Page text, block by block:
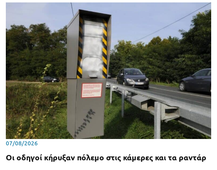
07/08/2026
Οι οδηγοί κήρυξαν πόλεμο στις κάμερες και τα ραντάρ